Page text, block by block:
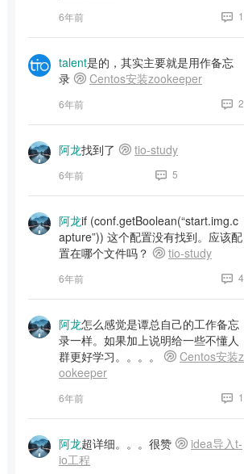
6年前 1
talent是的，其实主要就是用作备忘
录
Centos安装zookeeper
6年前 2
阿龙找到了 tio-study
6年前 5
阿龙if (conf.getBoolean(“start.img.c
apture”)) 这个配置没有找到。应该配
置在哪个文件吗？
tio-study
6年前 4
阿龙怎么感觉是谭总自己的工作备忘
录一样。如果加上说明给一些不懂人
群更好学习。。。。
Centos安装z
ookeeper
6年前 1
阿龙超详细。。。很赞
idea导入t-
io工程